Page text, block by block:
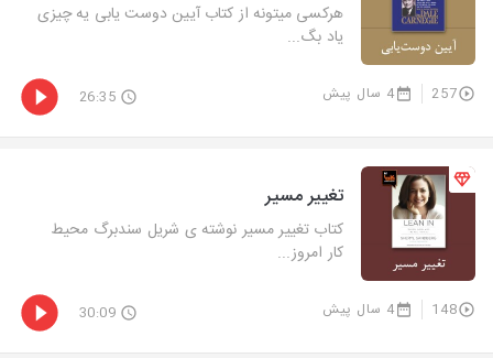
هرکسی میتونه از کتاب آیین دوست یابی یه چیزی
یاد بگ...
257 4 سال پیش 26:35
تغییر مسیر
کتاب تغییر مسیر نوشته ی شریل سندبرگ محیط
کار امروز...
148 4 سال پیش 30:09